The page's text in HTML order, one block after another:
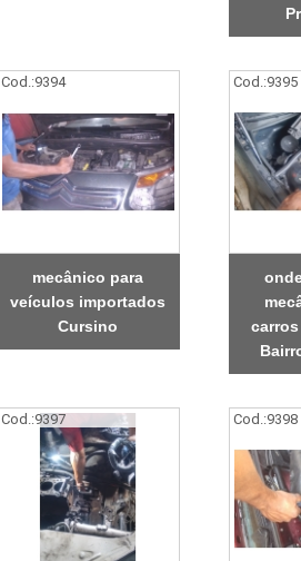
Cod.:9394
mecânico para
veículos importados
Cursino
Cod.:9395
Cod.:9397 Cod.:9398